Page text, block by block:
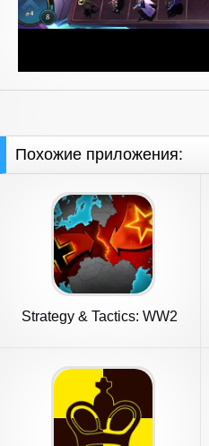
Похожие приложения:
Strategy & Tactics: WW2